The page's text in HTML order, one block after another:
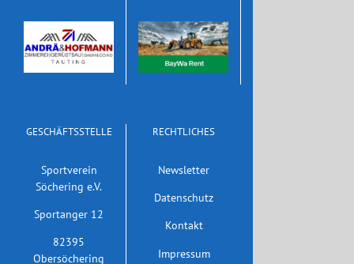
GESCHÄFTSSTELLE
Sportverein
Söchering e.V.
Sportanger 12
82395
Obersöchering
RECHTLICHES
Newsletter
Datenschutz
Kontakt
Impressum